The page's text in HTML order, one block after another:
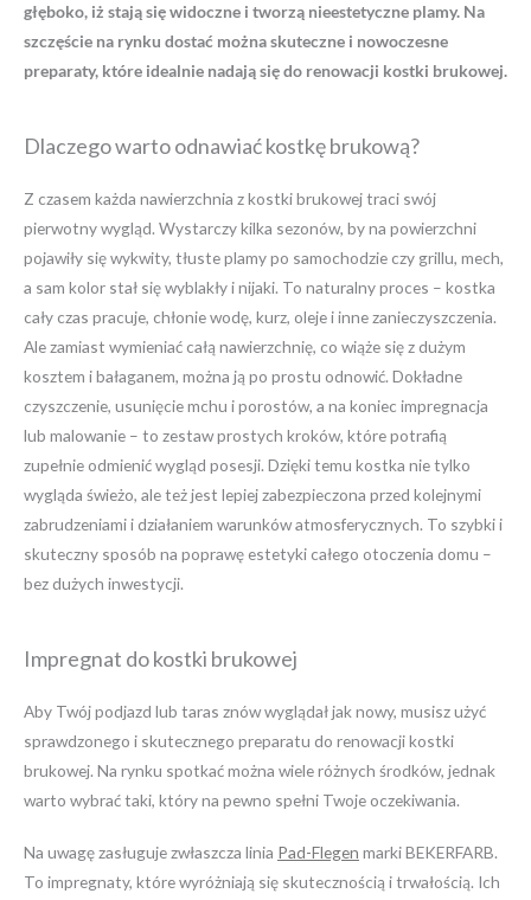
głęboko, iż stają się widoczne i tworzą nieestetyczne plamy. Na
szczęście na rynku dostać można skuteczne i nowoczesne
preparaty, które idealnie nadają się do renowacji kostki brukowej.
Dlaczego warto odnawiać kostkę brukową?
Z czasem każda nawierzchnia z kostki brukowej traci swój
pierwotny wygląd. Wystarczy kilka sezonów, by na powierzchni
pojawiły się wykwity, tłuste plamy po samochodzie czy grillu, mech,
a sam kolor stał się wyblakły i nijaki. To naturalny proces – kostka
cały czas pracuje, chłonie wodę, kurz, oleje i inne zanieczyszczenia.
Ale zamiast wymieniać całą nawierzchnię, co wiąże się z dużym
kosztem i bałaganem, można ją po prostu odnowić. Dokładne
czyszczenie, usunięcie mchu i porostów, a na koniec impregnacja
lub malowanie – to zestaw prostych kroków, które potrafią
zupełnie odmienić wygląd posesji. Dzięki temu kostka nie tylko
wygląda świeżo, ale też jest lepiej zabezpieczona przed kolejnymi
zabrudzeniami i działaniem warunków atmosferycznych. To szybki i
skuteczny sposób na poprawę estetyki całego otoczenia domu –
bez dużych inwestycji.
Impregnat do kostki brukowej
Aby Twój podjazd lub taras znów wyglądał jak nowy, musisz użyć
sprawdzonego i skutecznego preparatu do renowacji kostki
brukowej. Na rynku spotkać można wiele różnych środków, jednak
warto wybrać taki, który na pewno spełni Twoje oczekiwania.
Na uwagę zasługuje zwłaszcza linia Pad-Flegen marki BEKERFARB.
To impregnaty, które wyróżniają się skutecznością i trwałością. Ich